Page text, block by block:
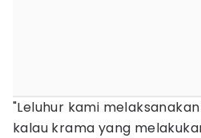
"Leluhur kami
kalau krama yang